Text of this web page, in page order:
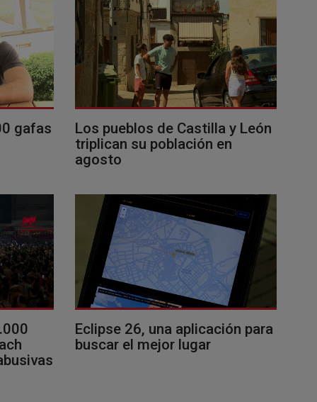
gafas
Los pueblos de Castilla y León
triplican su población en
agosto
Eclipse 26, una aplicación para
buscar el mejor lugar